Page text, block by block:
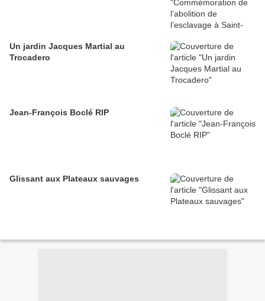
Un jardin Jacques Martial au
Trocadero
Jean-François Boclé RIP
Glissant aux Plateaux sauvages